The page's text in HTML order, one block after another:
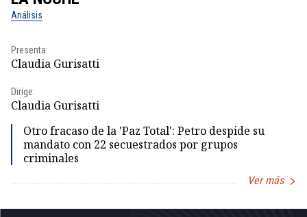
Análisis
Presenta:
Claudia Gurisatti
Dirige:
Claudia Gurisatti
Otro fracaso de la 'Paz Total': Petro despide su
mandato con 22 secuestrados por grupos
criminales
Ver más
1